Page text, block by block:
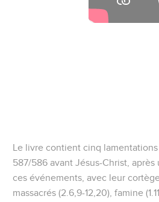
Le livre contient cinq
587/586 avant Jésus-Christ,
ces événements, avec leur
massacrés (2.6,9-12,20), famine